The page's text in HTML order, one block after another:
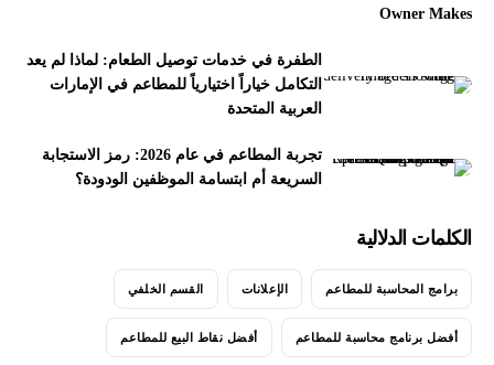
Owner Makes
الطفرة في خدمات توصيل الطعام: لماذا لم يعد
التكامل خياراً اختيارياً للمطاعم في الإمارات
العربية المتحدة
تجربة المطاعم في عام 2026: رمز الاستجابة
السريعة أم ابتسامة الموظفين الودودة؟
الكلمات الدلالية
برامج المحاسبة للمطاعم الإعلانات القسم الخلفي
أفضل برنامج محاسبة للمطاعم أفضل نقاط البيع للمطاعم